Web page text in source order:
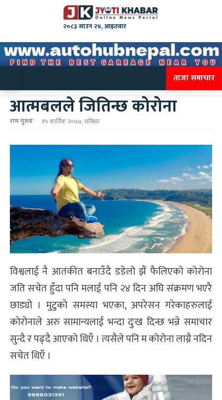
२०८३ साउन २४, आइतवार
ताजा समाचार
आत्मबलले जितिन्छ कोरोना
राम गुरुङ १५ कार्तिक २०७७, शनिबार
विश्वलाई नै आतंकीत बनाउँदै डडेलो झैं फैलिएको कोरोना
जति सचेत हुँदा पनि मलाई पनि २४ दिन अघि संक्रमण भएरै
छाड्यो । मुटुको समस्या भएका, अपरेसन गरेकाहरुलाई
कोरोनाले अरु सामान्यलाई भन्दा दुःख दिन्छ भन्ने समाचार
सुन्दै र पढ्दै आएको थिएँ । त्यसैले पनि म कोरोना लाग्नै नदिन
सचेत थिएँ ।